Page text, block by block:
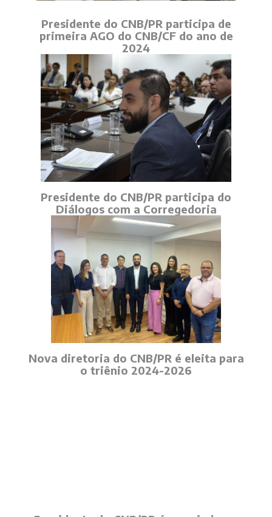
Presidente do CNB/PR participa de
primeira AGO do CNB/CF do ano de
2024
Presidente do CNB/PR participa do
Diálogos com a Corregedoria
Nova diretoria do CNB/PR é eleita para
o triênio 2024-2026